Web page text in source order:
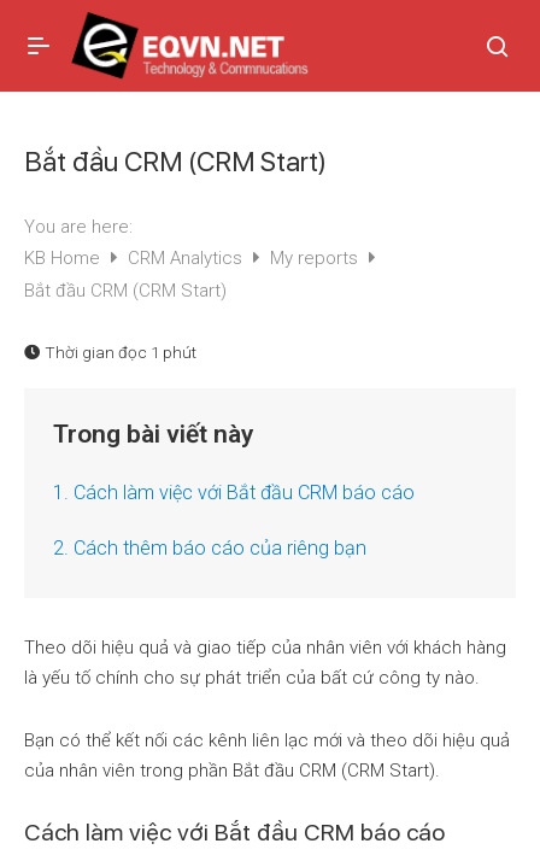
Bắt đầu CRM (CRM Start)
You are here:
KB Home
CRM Analytics
My reports
Bắt đầu CRM (CRM Start)
Thời gian đọc 1 phút
Trong bài viết này
1. Cách làm việc với Bắt đầu CRM báo cáo
2. Cách thêm báo cáo của riêng bạn
Theo dõi hiệu quả và giao tiếp của nhân viên với khách hàng
là yếu tố chính cho sự phát triển của bất cứ công ty nào.
Bạn có thể kết nối các kênh liên lạc mới và theo dõi hiệu quả
của nhân viên trong phần Bắt đầu CRM (CRM Start).
Cách làm việc với Bắt đầu CRM báo cáo